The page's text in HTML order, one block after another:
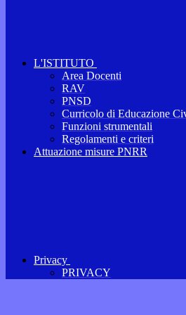
L'ISTITUTO
Area Docenti
RAV
PNSD
Curricolo di Educazione
Funzioni strumentali
Regolamenti e criteri
Attuazione misure PNRR
Privacy
PRIVACY